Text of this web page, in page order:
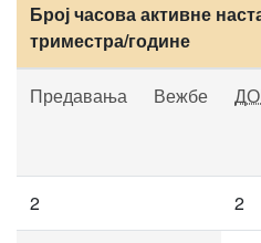
Број часова активне
триместра/године
Предавања Вежбе
2 2